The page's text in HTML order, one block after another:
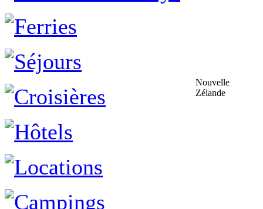
Nouvelle
Zélande